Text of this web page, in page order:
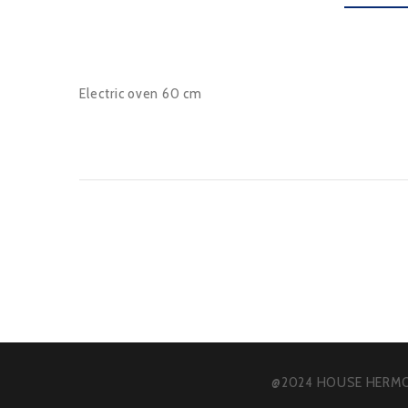
Electric oven 60 cm
@2024 HOUSE